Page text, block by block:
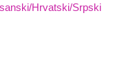
Hrvatski/Srpski